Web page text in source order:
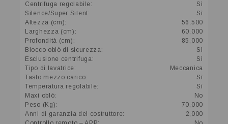
Centrifuga regolabile:
Sì
Silence/Super Silent:
Sì
Altezza (cm):
56,500
Larghezza (cm):
60,000
Profondità (cm):
85,000
Blocco oblò di sicurezza:
Sì
Esclusione centrifuga:
Sì
Tipo di lavatrice:
Meccanica
Tasto mezzo carico:
Sì
Temperatura regolabile:
Sì
Maxi oblò:
No
Peso (Kg):
70,000
Anni di garanzia del costruttore:
2,000